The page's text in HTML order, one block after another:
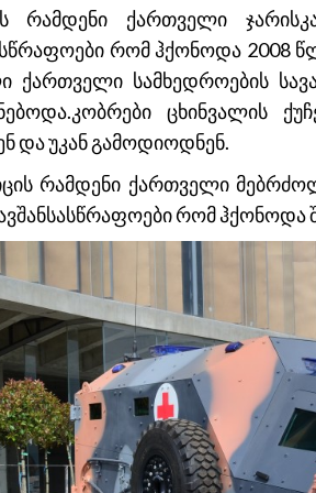
რამდენი ქართველი
რომ ჰქონოდა 2008
ქართველი სამხედროების
ცხინვალის
და უკან გამოდიოდნენ.
იცის რამდენი ქართველი
რომ ჰქონოდა